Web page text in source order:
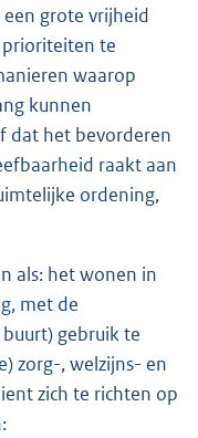
grote vrijheid
te
waarop
kunnen
dat het bevorderen
raakt aan
ordening,
als: het wonen in
met de
gebruik te
zorg-, welzijns- en
zich te richten op